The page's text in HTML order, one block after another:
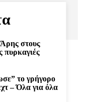
στους
πυρκαγιές
το γρήγορο
– Όλα για όλα